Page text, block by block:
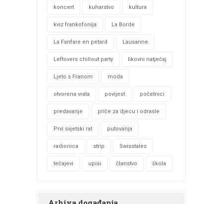
koncert kuharstvo kultura
kviz frankofonija La Borde
La Fanfare en petard Lausanne
Leftovers chillout party likovni natječaj
Ljeto s Franom moda
otvorena vrata povijest početnici
predavanje priče za djecu i odrasle
Prvi svjetski rat putovanja
radionica strip Swisstales
tečajevi upisi članstvo škola